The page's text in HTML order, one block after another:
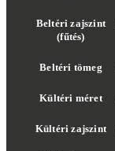
Beltéri zajszint
(fűtés)
Beltéri tömeg
Kültéri méret
Kültéri zajszint